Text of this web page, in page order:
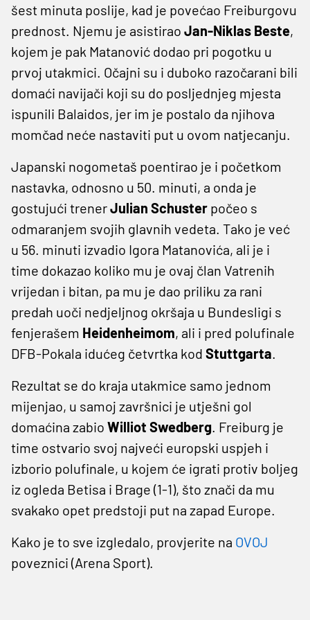
šest minuta poslije, kad je povećao Freiburgovu
prednost. Njemu je asistirao Jan-Niklas Beste,
kojem je pak Matanović dodao pri pogotku u
prvoj utakmici. Očajni su i duboko razočarani bili
domaći navijači koji su do posljednjeg mjesta
ispunili Balaidos, jer im je postalo da njihova
momčad neće nastaviti put u ovom natjecanju.
Japanski nogometaš poentirao je i početkom
nastavka, odnosno u 50. minuti, a onda je
gostujući trenerJulian Schuster počeo s
odmaranjem svojih glavnih vedeta. Tako je već
u 56. minuti izvadio Igora Matanovića, ali je i
time dokazao koliko mu je ovaj član Vatrenih
vrijedan i bitan, pa mu je dao priliku za rani
predah uoči nedjeljnog okršaja u Bundesligi s
fenjerašem Heidenheimom, ali i pred polufinale
DFB-Pokala idućeg četvrtka kod Stuttgarta.
Rezultat se do kraja utakmice samo jednom
mijenjao, u samoj završnici je utješni gol
domaćina zabio Williot Swedberg. Freiburg je
time ostvario svoj najveći europski uspjeh i
izborio polufinale, u kojem će igrati protiv boljeg
iz ogleda Betisa i Brage (1-1), što znači da mu
svakako opet predstoji put na zapad Europe.
Kako je to sve izgledalo, provjerite na OVOJ
poveznici (Arena Sport).